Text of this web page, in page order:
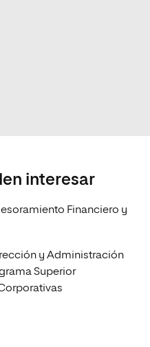
interesar
Financiero y
y Administración
Superior